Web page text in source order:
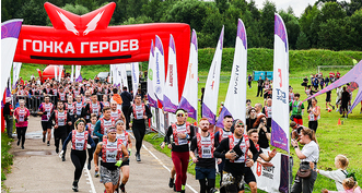
вчера, 20:00СК возбудил дело
против журналистки Катерины
Гордеевой о фейках о ВС
России
вчера, 19:45
ISU предоставил
нейтральный статус
фигуристкам Валиевой и
Трусовой